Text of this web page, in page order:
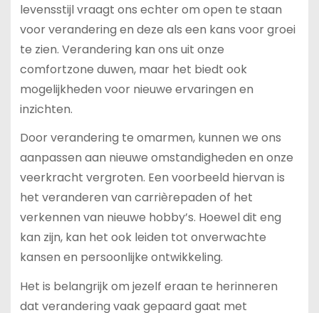
levensstijl vraagt ons echter om open te staan
voor verandering en deze als een kans voor groei
te zien. Verandering kan ons uit onze
comfortzone duwen, maar het biedt ook
mogelijkheden voor nieuwe ervaringen en
inzichten.
Door verandering te omarmen, kunnen we ons
aanpassen aan nieuwe omstandigheden en onze
veerkracht vergroten. Een voorbeeld hiervan is
het veranderen van carrièrepaden of het
verkennen van nieuwe hobby’s. Hoewel dit eng
kan zijn, kan het ook leiden tot onverwachte
kansen en persoonlijke ontwikkeling.
Het is belangrijk om jezelf eraan te herinneren
dat verandering vaak gepaard gaat met